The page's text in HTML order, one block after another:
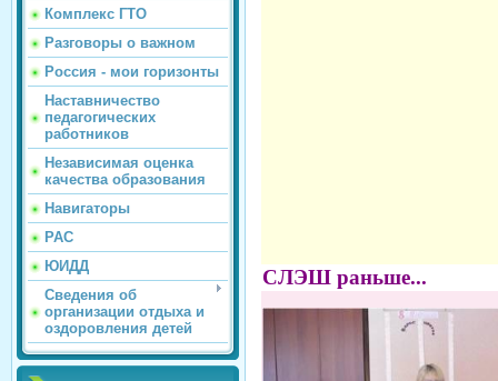
Комплекс ГТО
Разговоры о важном
Россия - мои горизонты
Наставничество
педагогических
работников
Независимая оценка
качества образования
Навигаторы
РАС
ЮИДД
Сведения об
организации отдыха и
оздоровления детей
СЛЭШ раньше...